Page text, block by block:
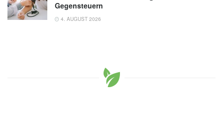
Gegensteuern
4. AUGUST 2026